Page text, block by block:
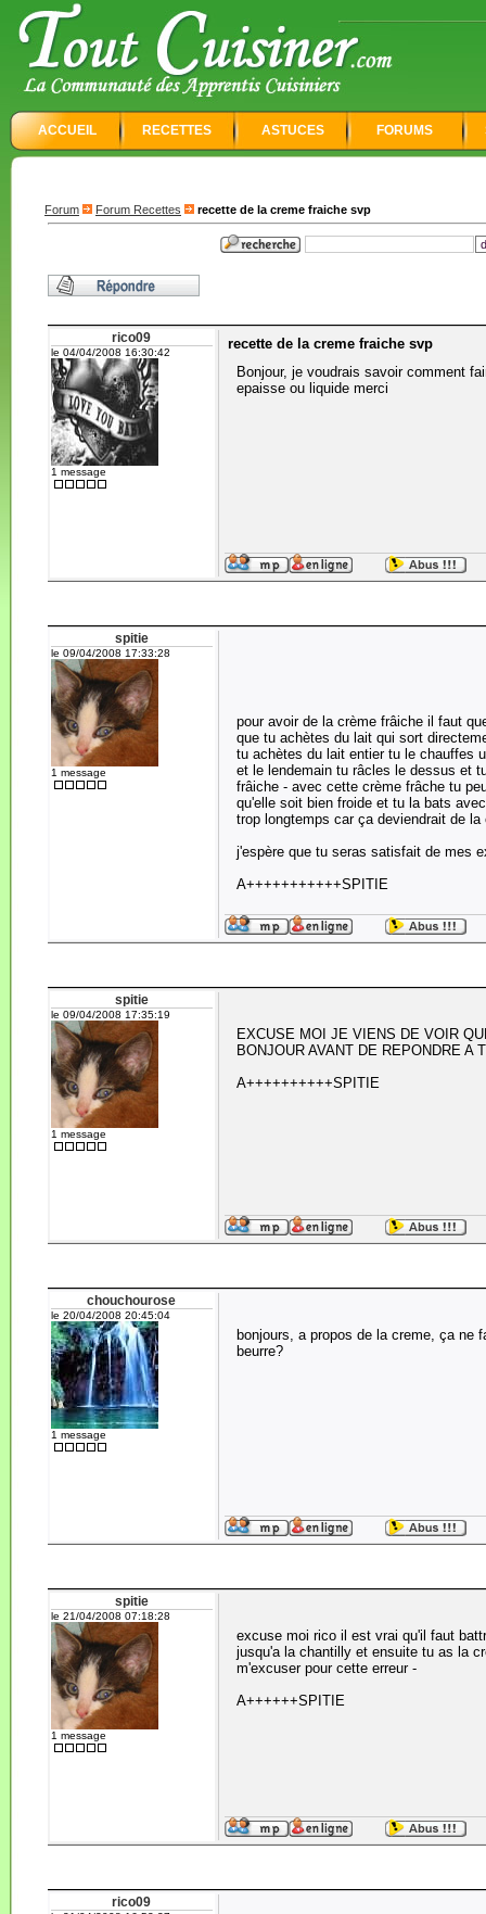
ACCUEIL RECETTES ASTUCES FORUMS
Forum Forum Recettes recette de la creme fraiche svp
rico09
le 04/04/2008 16:30:42
1 message
recette de la creme fraiche svp
Bonjour, je voudrais savoir comment
epaisse ou liquide merci
spitie
le 09/04/2008 17:33:28
1 message
pour avoir de la crème frâiche il faut
que tu achètes du lait qui sort
tu achètes du lait entier tu le chauffes
et le lendemain tu râcles le dessus et
frâiche - avec cette crème frâche tu
qu'elle soit bien froide et tu la bats
trop longtemps car ça deviendrait de
j'espère que tu seras satisfait de mes
A+++++++++++SPITIE
spitie
le 09/04/2008 17:35:19
1 message
EXCUSE MOI JE VIENS DE VOIR
BONJOUR AVANT DE REPONDRE A
A++++++++++SPITIE
chouchourose
le 20/04/2008 20:45:04
1 message
bonjours, a propos de la creme, ça ne
beurre?
spitie
le 21/04/2008 07:18:28
1 message
excuse moi rico il est vrai qu'il faut
jusqu'a la chantilly et ensuite tu as la
m'excuser pour cette erreur -
A++++++SPITIE
rico09